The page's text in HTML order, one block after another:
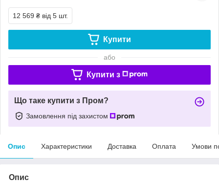
12 569 ₴ від 5 шт.
Купити
або
Купити з
Що таке купити з Пром?
Замовлення під захистом
Опис Характеристики Доставка Оплата Умови
Опис